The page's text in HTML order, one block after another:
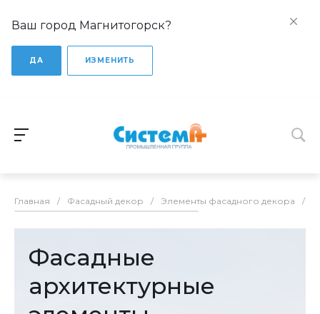
Ваш город Магнитогорск?
ДА ИЗМЕНИТЬ
Главная / Фасадный декор / Элементы фасадного декора /
Фасадные
архитектурные